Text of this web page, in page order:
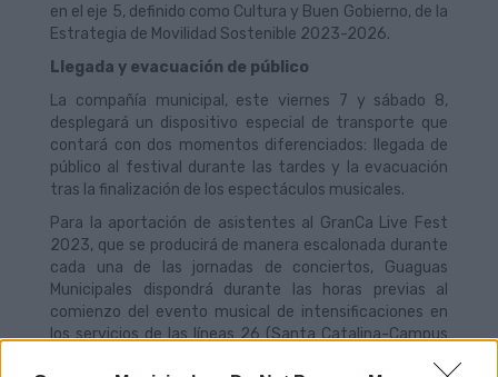
en el eje 5, definido como Cultura y Buen Gobierno, de la
Estrategia de Movilidad Sostenible 2023-2026.
Llegada y evacuación de público
La compañía municipal, este viernes 7 y sábado 8,
desplegará un dispositivo especial de transporte que
contará con dos momentos diferenciados: llegada de
público al festival durante las tardes y la evacuación
tras la finalización de los espectáculos musicales.
Para la aportación de asistentes al GranCa Live Fest
2023, que se producirá de manera escalonada durante
cada una de las jornadas de conciertos, Guaguas
Municipales dispondrá durante las horas previas al
comienzo del evento musical de intensificaciones en
los servicios de las líneas 26 (Santa Catalina-Campus